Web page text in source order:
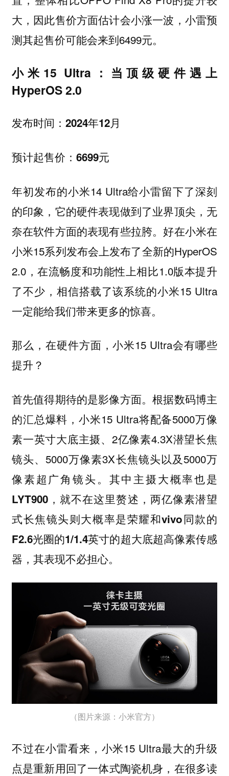
大，因此售价方面估计会小涨一波，小雷预
测其起售价可能会来到6499元。
小米15 Ultra：当顶级硬件遇上
HyperOS 2.0
发布时间：2024年12月
预计起售价：6699元
年初发布的小米14 Ultra给小雷留下了深刻
的印象，它的硬件表现做到了业界顶尖，无
奈在软件方面的表现有些拉胯。好在小米在
小米15系列发布会上发布了全新的HyperOS
2.0，在流畅度和功能性上相比1.0版本提升
了不少，相信搭载了该系统的小米15 Ultra
一定能给我们带来更多的惊喜。
那么，在硬件方面，小米15 Ultra会有哪些
提升？
首先值得期待的是影像方面。根据数码博主
的汇总爆料，小米15 Ultra将配备5000万像
素一英寸大底主摄、2亿像素4.3X潜望长焦
镜头、5000万像素3X长焦镜头以及5000万
像素超广角镜头。 其中主摄大概率也是
LYT900，就不在这里赘述，两亿像素潜望
式长焦镜头则大概率是荣耀和vivo同款的
F2.6光圈的1/1.4英寸的超大底超高像素传感
器，其表现不必担心。
（图片来源：小米官方）
不过在小雷看来，小米15 Ultra最大的升级
点是重新用回了一体式陶瓷机身 ，在很多读